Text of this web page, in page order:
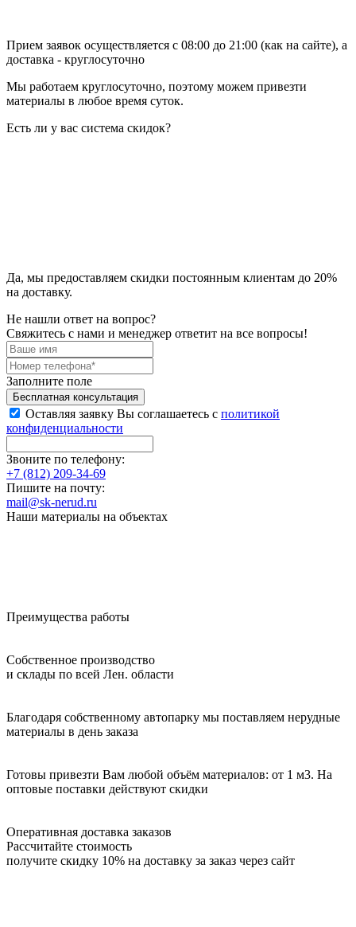
Прием заявок осуществляется с 08:00 до 21:00 (как на сайте), а
доставка - круглосуточно
Мы работаем круглосуточно, поэтому можем привезти
материалы в любое время суток.
Есть ли у вас система скидок?
Да, мы предоставляем скидки постоянным клиентам до 20%
на доставку.
Не нашли ответ на вопрос?
Свяжитесь с нами и менеджер ответит на все вопросы!
Заполните поле
Бесплатная консультация
Оставляя заявку Вы соглашаетесь с политикой
конфиденциальности
Звоните по телефону:
+7 (812) 209-34-69
Пишите на почту:
mail@sk-nerud.ru
Наши материалы на объектах
Преимущества работы
Собственное производство
и склады по всей Лен. области
Благодаря собственному автопарку мы поставляем нерудные
материалы в день заказа
Готовы привезти Вам любой объём материалов: от 1 м3. На
оптовые поставки действуют скидки
Оперативная доставка заказов
Рассчитайте стоимость
получите скидку 10% на доставку за заказ через сайт